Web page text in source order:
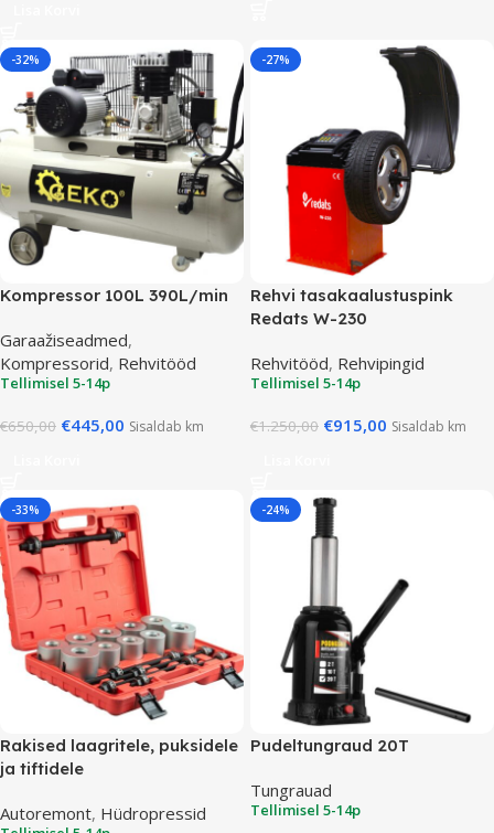
-32%
Kompressor 100L 390L/min
Garaažiseadmed,
Kompressorid, Rehvitööd
Tellimisel 5-14p
€650,00 €445,00 Sisaldab km
-27%
Rehvi tasakaalustuspink
Redats W-230
Rehvitööd, Rehvipingid
Tellimisel 5-14p
€1.250,00 €915,00 Sisaldab km
-33%
Rakised laagritele, puksidele
ja tiftidele
Autoremont, Hüdropressid
-24%
Pudeltungraud 20T
Tungrauad
Tellimisel 5-14p